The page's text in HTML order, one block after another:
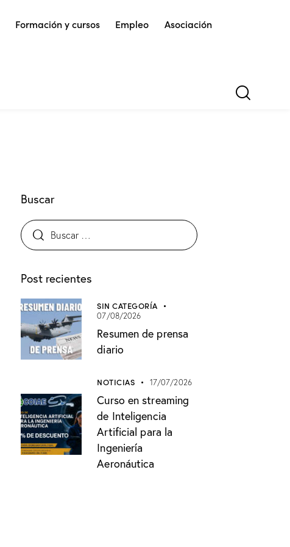
Formación y cursos Empleo Asociación
Buscar
Post recientes
SIN CATEGORÍA
07/08/2026
Resumen de prensa
diario
NOTICIAS 17/07/2026
Curso en streaming
de Inteligencia
Artificial para la
Ingeniería
Aeronáutica